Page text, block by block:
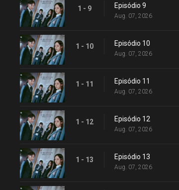
1 - 9 Episódio 9
Aug. 07, 2026
1 - 10 Episódio 10
Aug. 07, 2026
1 - 11 Episódio 11
Aug. 07, 2026
1 - 12 Episódio 12
Aug. 07, 2026
1 - 13 Episódio 13
Aug. 07, 2026